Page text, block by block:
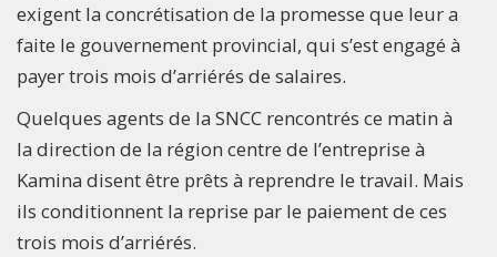
exigent la concrétisation de la promesse que leur a
faite le gouvernement provincial, qui s’est engagé à
payer trois mois d’arriérés de salaires.
Quelques agents de la SNCC rencontrés ce matin à
la direction de la région centre de l’entreprise à
Kamina disent être prêts à reprendre le travail. Mais
ils conditionnent la reprise par le paiement de ces
trois mois d’arriérés.